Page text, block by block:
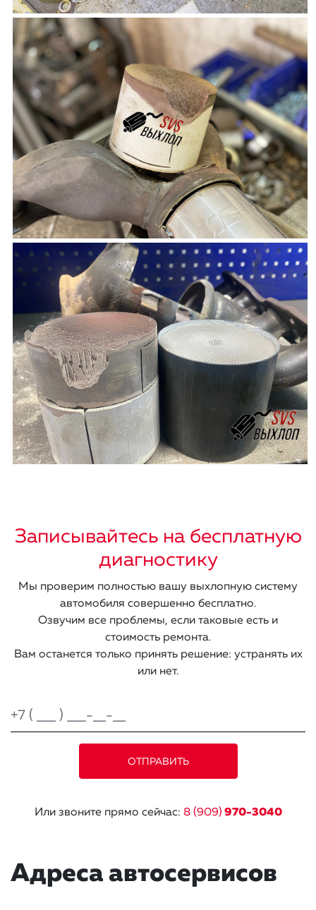
Записывайтесь на бесплатную
диагностику
Мы проверим полностью вашу выхлопную систему
автомобиля совершенно бесплатно.
Озвучим все проблемы, если таковые есть и
стоимость ремонта.
Вам останется только принять решение: устранять их
или нет.
Или звоните прямо сейчас: 8 (909) 970-3040
Адреса автосервисов